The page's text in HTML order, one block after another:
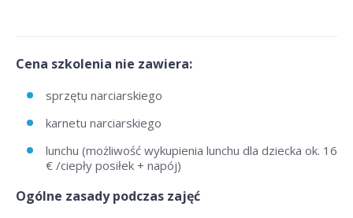
Cena szkolenia nie zawiera:
sprzętu narciarskiego
karnetu narciarskiego
lunchu (możliwość wykupienia lunchu dla dziecka ok. 16
€ /ciepły posiłek + napój)
Ogólne zasady podczas zajęć